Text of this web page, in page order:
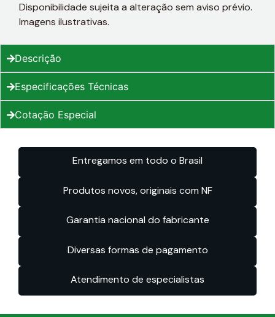
Disponibilidade sujeita a alteração sem aviso prévio.
Imagens ilustrativas.
Descrição
Especificações Técnicas
Cotação Especial
Entregamos em todo o Brasil
Produtos novos, originais com NF
Garantia nacional do fabricante
Diversas formas de pagamento
Atendimento de especialistas